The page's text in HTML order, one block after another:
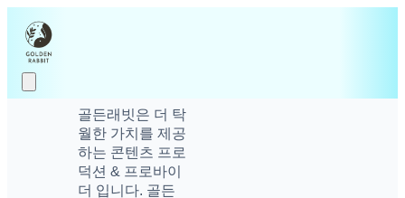
골든래빗은 더 탁
월한 가치를 제공
하는 콘텐츠 프로
덕션 & 프로바이
더 입니다. 골든